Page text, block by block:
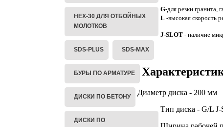
HEX-30 ДЛЯ ОТБОЙНЫХ
МОЛОТКОВ
SDS-PLUS SDS-MAX
БУРЫ ПО АРМАТУРЕ
ДИСКИ ПО БЕТОНУ
ДИСКИ ПО
G-для резки гранита,
L -высокая скорость
J-SLOT - наличие
Диаметр диска - 200 мм
Тип диска - G/L